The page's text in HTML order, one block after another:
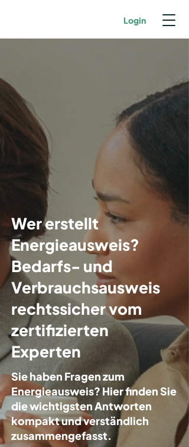
Login
Wer erstellt
Energieausweis?
Bedarfs- und
Verbrauchsausweis
rechtssicher vom
zertifizierten
Experten
Sie haben Fragen zum
Energieausweis? Hier finden Sie
die wichtigsten Antworten
kompakt und verständlich
zusammengefasst.